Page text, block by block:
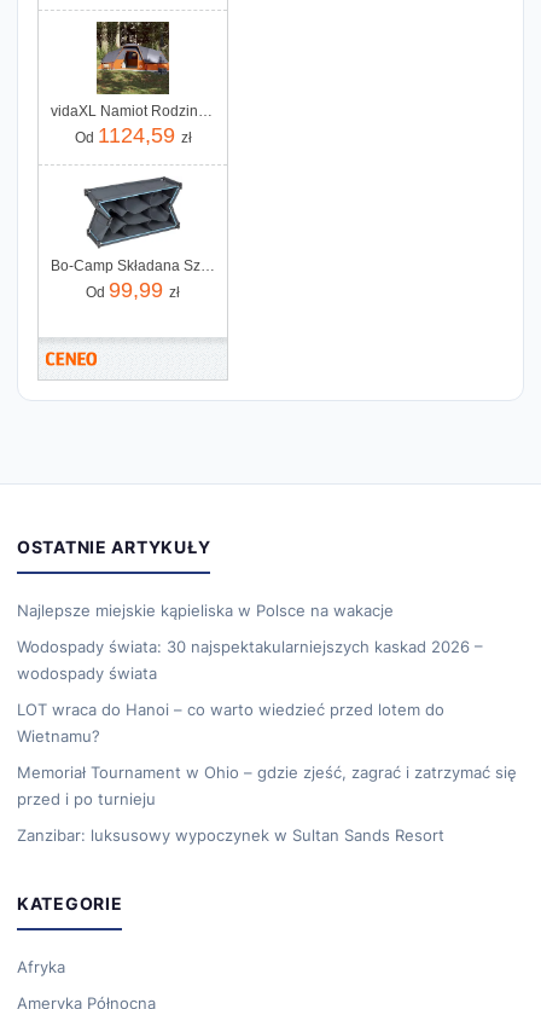
Od 1124,59 zł
Od 99,99 zł
OSTATNIE ARTYKUŁY
Najlepsze miejskie kąpieliska w Polsce na wakacje
Wodospady świata: 30 najspektakularniejszych kaskad 2026 –
wodospady świata
LOT wraca do Hanoi – co warto wiedzieć przed lotem do
Wietnamu?
Memoriał Tournament w Ohio – gdzie zjeść, zagrać i zatrzymać się
przed i po turnieju
Zanzibar: luksusowy wypoczynek w Sultan Sands Resort
KATEGORIE
Afryka
Ameryka Północna